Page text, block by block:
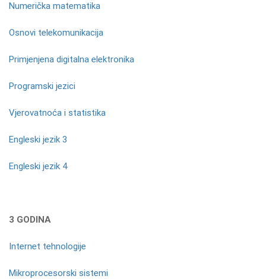
Numerička matematika
Osnovi telekomunikacija
Primjenjena digitalna elektronika
Programski jezici
Vjerovatnoća i statistika
Engleski jezik 3
Engleski jezik 4
3 GODINA
Internet tehnologije
Mikroprocesorski sistemi